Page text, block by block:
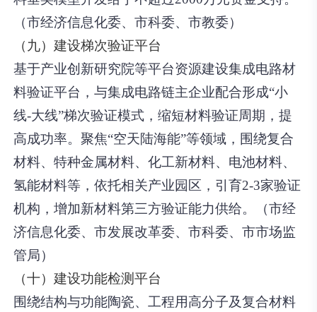
（市经济信息化委、市科委、市教委）
（九）建设梯次验证平台
基于产业创新研究院等平台资源建设集成电路材
料验证平台，与集成电路链主企业配合形成“小
线-大线”梯次验证模式，缩短材料验证周期，提
高成功率。聚焦“空天陆海能”等领域，围绕复合
材料、特种金属材料、化工新材料、电池材料、
氢能材料等，依托相关产业园区，引育2-3家验证
机构，增加新材料第三方验证能力供给。（市经
济信息化委、市发展改革委、市科委、市市场监
管局）
（十）建设功能检测平台
围绕结构与功能陶瓷、工程用高分子及复合材料